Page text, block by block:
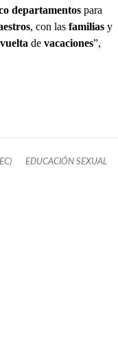
departamentos para
, con las familias y
de vacaciones”,
EDUCACIÓN SEXUAL